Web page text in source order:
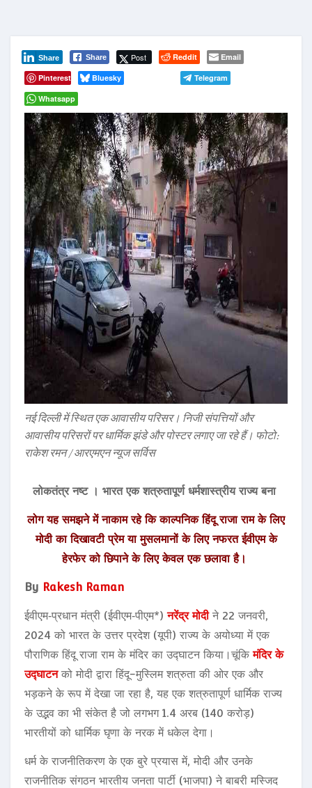
Share Post Reddit
Share
Email
Pinterest
Bluesky
Telegram
Whatsapp
नई दिल्ली में स्थित एक आवासीय परिसर। निजी संपत्तियों और
आवासीय परिसरों पर धार्मिक झंडे और पोस्टर लगाए जा रहे हैं। फोटो:
राकेश रमन / आरएमएन न्यूज सर्विस
लोकतंत्र नष्ट । भारत एक शत्रुतापूर्ण धर्मशास्त्रीय राज्य बना
लोग यह समझने में नाकाम रहे कि काल्पनिक हिंदू राजा राम के लिए
मोदी का दिखावटी प्रेम या मुसलमानों के लिए नफरत ईवीएम के
हेरफेर को छिपाने के लिए केवल एक छलावा है।
By Rakesh Raman
ईवीएम‑प्रधान मंत्री (ईवीएम‑पीएम*)नरेंद्र मोदीने 22 जनवरी,
2024 को भारत के उत्तर प्रदेश (यूपी) राज्य के अयोध्या में एक
पौराणिक हिंदू राजा राम के मंदिर का उद्घाटन किया।चूंकिमंदिर के
उद्घाटनको मोदी द्वारा हिंदू-मुस्लिम शत्रुता की ओर एक और
भड़कने के रूप में देखा जा रहा है, यह एक शत्रुतापूर्ण धार्मिक राज्य
के उद्भव का भी संकेत है जो लगभग 1.4 अरब (140 करोड़)
भारतीयों को धार्मिक घृणा के नरक में धकेल देगा।
धर्म के राजनीतिकरण के एक बुरे प्रयास में, मोदी और उनके
राजनीतिक संगठन भारतीय जनता पार्टी (भाजपा) ने बाबरी मस्जिद